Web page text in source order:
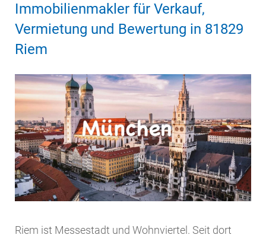
Immobilienmakler für Verkauf,
Vermietung und Bewertung in 81829
Riem
Riem ist Messestadt und Wohnviertel. Seit dort